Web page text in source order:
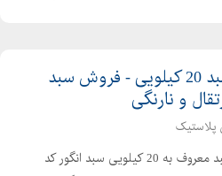
سبد 20 کیلویی - فروش سبد
و نارنگی
پلاستیک
سبد معروف به 20 کیلویی سبد انگور کد